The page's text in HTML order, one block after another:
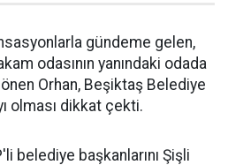
gündeme gelen,
odasının yanındaki odada
Orhan, Beşiktaş Belediye
olması dikkat çekti.
belediye başkanlarını Şişli